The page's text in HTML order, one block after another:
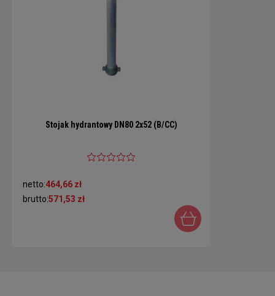
Stojak hydrantowy DN80 2x52 (B/CC)
netto:464,66 zł
brutto:571,53 zł